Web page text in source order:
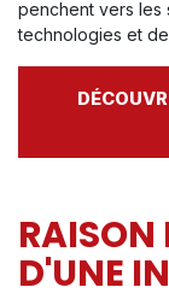
penchent vers les
technologies et
RAISON
D'UNE